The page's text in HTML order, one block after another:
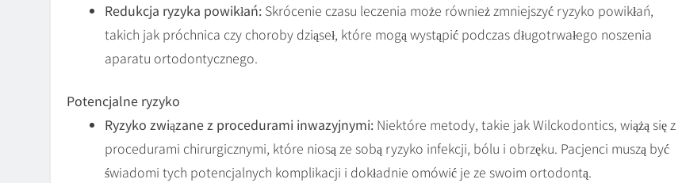
Redukcja ryzyka powikłań: Skrócenie czasu leczenia może również zmniejszyć ryzyko powikłań,
takich jak próchnica czy choroby dziąseł, które mogą wystąpić podczas długotrwałego noszenia
aparatu ortodontycznego.
Potencjalne ryzyko
Ryzyko związane z procedurami inwazyjnymi: Niektóre metody, takie jak Wilckodontics, wiążą się z
procedurami chirurgicznymi, które niosą ze sobą ryzyko infekcji, bólu i obrzęku. Pacjenci muszą być
świadomi tych potencjalnych komplikacji i dokładnie omówić je ze swoim ortodontą.